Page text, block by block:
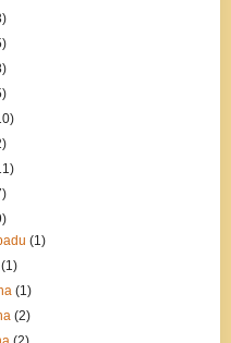
(1)
(1)
(1)
(2)